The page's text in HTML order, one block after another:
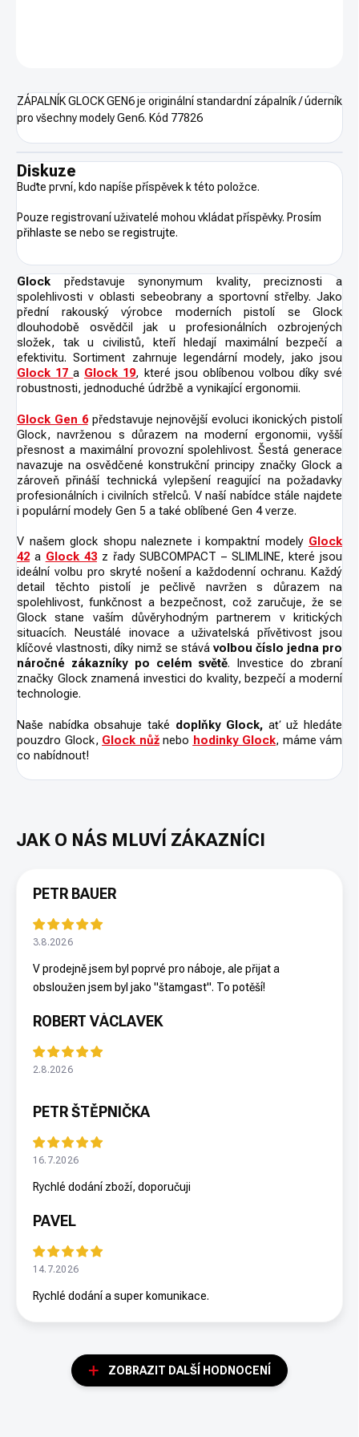
ZÁPALNÍK GLOCK GEN6 je originální standardní zápalník / úderník
pro všechny modely Gen6. Kód 77826
Diskuze
Buďte první, kdo napíše příspěvek k této položce.
Pouze registrovaní uživatelé mohou vkládat příspěvky. Prosím
přihlaste se nebo se registrujte.
Glock představuje synonymum kvality, preciznosti a
spolehlivosti v oblasti sebeobrany a sportovní střelby. Jako
přední rakouský výrobce moderních pistolí se Glock
dlouhodobě osvědčil jak u profesionálních ozbrojených
složek, tak u civilistů, kteří hledají maximální bezpečí a
efektivitu. Sortiment zahrnuje legendární modely, jako jsou
Glock 17 a Glock 19, které jsou oblíbenou volbou díky své
robustnosti, jednoduché údržbě a vynikající ergonomii.
Glock Gen 6představuje nejnovější evoluci ikonických pistolí
Glock, navrženou s důrazem na moderní ergonomii, vyšší
přesnost a maximální provozní spolehlivost. Šestá generace
navazuje na osvědčené konstrukční principy značky Glock a
zároveň přináší technická vylepšení reagující na požadavky
profesionálních i civilních střelců. V naší nabídce stále najdete
i populární modely Gen 5 a také oblíbené Gen 4 verze.
V našem glock shopu naleznete i kompaktní modely Glock
42a Glock 43z řady SUBCOMPACT – SLIMLINE, které jsou
ideální volbu pro skryté nošení a každodenní ochranu. Každý
detail těchto pistolí je pečlivě navržen s důrazem na
spolehlivost, funkčnost a bezpečnost, což zaručuje, že se
Glock stane vaším důvěryhodným partnerem v kritických
situacích. Neustálé inovace a uživatelská přívětivost jsou
klíčové vlastnosti, díky nimž se stává volbou číslo jedna pro
náročné zákazníky po celém světě. Investice do zbraní
značky Glock znamená investici do kvality, bezpečí a moderní
technologie.
Naše nabídka obsahuje také doplňky Glock, ať už hledáte
pouzdro Glock, Glock nůžnebo hodinky Glock, máme vám
co nabídnout!
PETR BAUER
3.8.2026
V prodejně jsem byl poprvé pro náboje, ale přijat a
obsloužen jsem byl jako "štamgast". To potěší!
ROBERT VÁCLAVEK
2.8.2026
PETR ŠTĚPNIČKA
16.7.2026
Rychlé dodání zboží, doporučuji
PAVEL
14.7.2026
Rychlé dodání a super komunikace.
ZOBRAZIT DALŠÍ HODNOCENÍ